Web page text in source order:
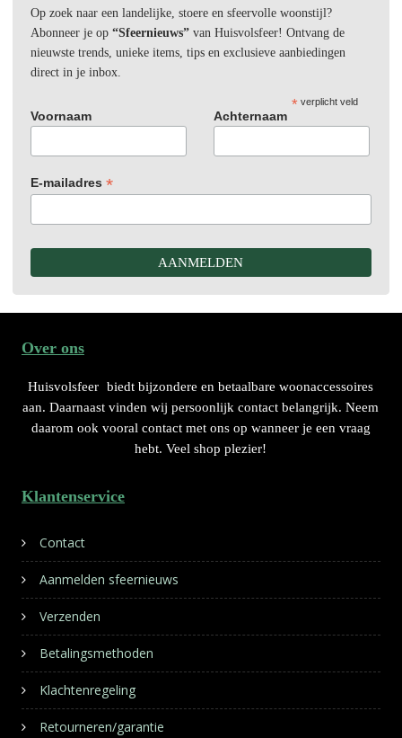
Op zoek naar een landelijke, stoere en sfeervolle woonstijl?
Abonneer je op “Sfeernieuws”van Huisvolsfeer! Ontvang de
nieuwste trends, unieke items, tips en exclusieve aanbiedingen
direct in je inbox.
*verplicht veld
Voornaam Achternaam
E-mailadres *
Over ons
Huisvolsfeer biedt bijzondere en betaalbare woonaccessoires
aan. Daarnaast vinden wij persoonlijk contact belangrijk. Neem
daarom ook vooral contact met ons op wanneer je een vraag
hebt. Veel shop plezier!
Klantenservice
Contact
Aanmelden sfeernieuws
Verzenden
Betalingsmethoden
Klachtenregeling
Retourneren/garantie